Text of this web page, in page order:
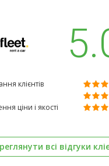
клієнтів
ціни і якості
всі відгуки